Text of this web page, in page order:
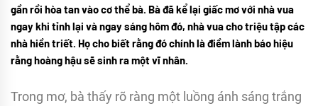
gần rồi hòa tan vào cơ thể bà. Bà đã kể lại giấc mơ với nhà vua
ngay khi tỉnh lại và ngay sáng hôm đó, nhà vua cho triệu tập các
nhà hiền triết. Họ cho biết rằng đó chính là điềm lành báo hiệu
rằng hoàng hậu sẽ sinh ra một vĩ nhân.
Trong mơ, bà thấy rõ ràng một luồng ánh sáng trắng